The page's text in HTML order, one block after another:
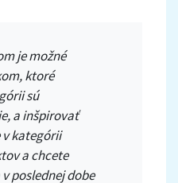
je možné
ktoré
sú
a inšpirovať
v kategórii
a chcete
poslednej dobe